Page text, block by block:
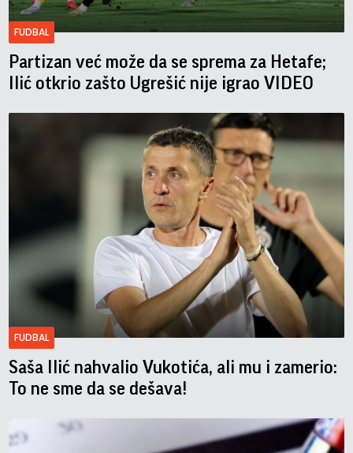
FUDBAL
Partizan već može da se sprema za Hetafe;
Ilić otkrio zašto Ugrešić nije igrao VIDEO
FUDBAL
Saša Ilić nahvalio Vukotića, ali mu i zamerio:
To ne sme da se dešava!